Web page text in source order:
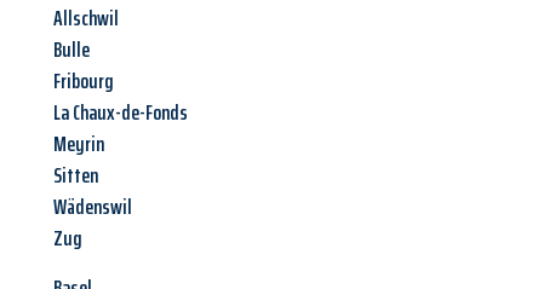
Allschwil
Bulle
Fribourg
La Chaux-de-Fonds
Meyrin
Sitten
Wädenswil
Zug